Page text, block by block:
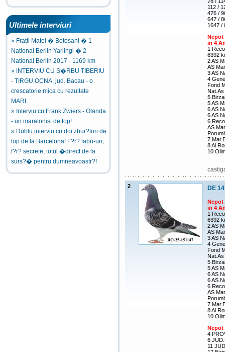
Ultimele interviuri
» Fratii Matei � Botosani � 1
National Berlin Yarlingi � 2
National Berlin 2017 - 1169 km
» INTERVIU CU S�RBU TIBERIU
- TIRGU OCNA, jud. Bacau - o
crescatorie mica cu rezultate
MARI.
» Interviu cu Frank Zwiers - Olanda
- un maratonist de top!
» Dublu interviu cu doi zbur?tori de
top de la Barcelona! F?r? tabu-uri,
f?r? secrete, totul �direct de la
surs?� pentru dumneavoastr?!
112 /
476 /
647 /
1647 /
Nepot
in 4
1
6392
2 AS
AS
3 AS
4
Fond
Nat.As
5
5 AS
6 AS
6 AS
6
AS
7
8 Al
10
2 DE
Nepot
in 4
1
6392
2 AS
AS
3 AS
4
Fond
Nat.As
5
5 AS
6 AS
6 AS
6
AS
7
8 Al
10
Nepot
4
6
11